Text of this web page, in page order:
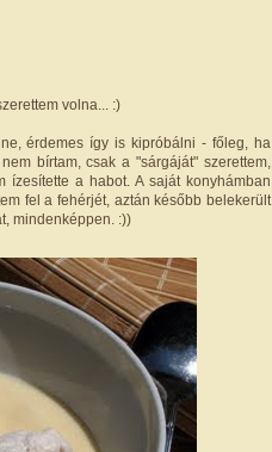
volna... :)
érdemes így is kipróbálni - főleg, ha
bírtam, csak a "sárgáját" szerettem,
ízesítette a habot. A saját konyhámban
fel a fehérjét, aztán később belekerült
mindenképpen. :))